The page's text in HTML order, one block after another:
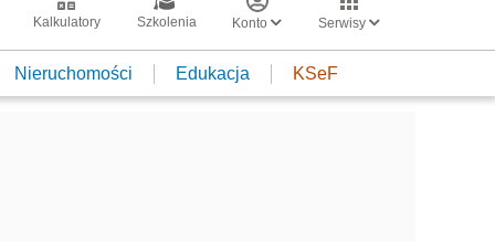
Kalkulatory Szkolenia Konto Serwisy
Nieruchomości Edukacja KSeF